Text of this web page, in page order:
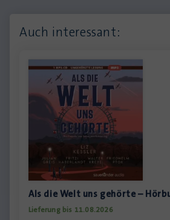
Auch interessant:
Als die Welt uns gehörte –
Lieferung bis 11.08.2026